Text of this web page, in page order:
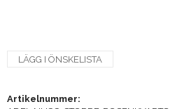
LÄGG I ÖNSKELISTA
Artikelnummer: